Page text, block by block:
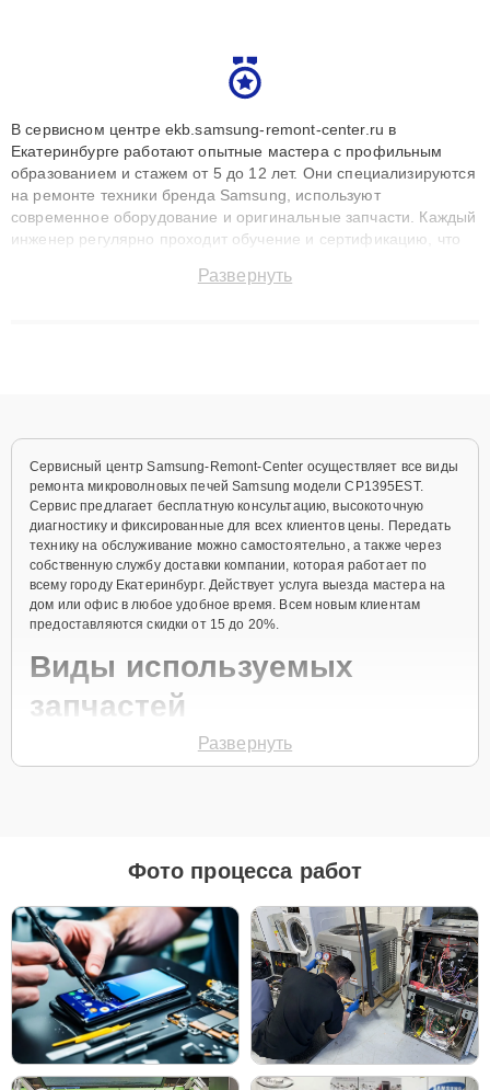
В сервисном центре ekb.samsung-remont-center.ru в
Екатеринбурге работают опытные мастера с профильным
образованием и стажем от 5 до 12 лет. Они специализируются
на ремонте техники бренда Samsung, используют
современное оборудование и оригинальные запчасти. Каждый
инженер регулярно проходит обучение и сертификацию, что
восстанавливать технику с сохранением гарантии до 3 лет.
Развернуть
Сервисный центр Samsung-Remont-Center осуществляет все виды
ремонта микроволновых печей Samsung модели CP1395EST.
Сервис предлагает бесплатную консультацию, высокоточную
диагностику и фиксированные для всех клиентов цены. Передать
технику на обслуживание можно самостоятельно, а также через
собственную службу доставки компании, которая работает по
всему городу Екатеринбург. Действует услуга выезда мастера на
дом или офис в любое удобное время. Всем новым клиентам
предоставляются скидки от 15 до 20%.
Виды используемых
запчастей
Для ремонта микроволновых печей модели CP1395EST
Как определиться с выбором запчастей:
Если устройство свежей модели и есть планы на
активное использование устройства дольше
года, рекомендуется выбор оригинальных
запчастей.
При наличии планов в скором времени заменить
устройство на более современное, лучше
рассмотреть вариант с использованием
качественного аналога брендовой детали.
Развернуть
Фото процесса работ